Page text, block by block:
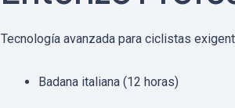
Tecnología avanzada para ciclistas
Badana italiana (12 horas)